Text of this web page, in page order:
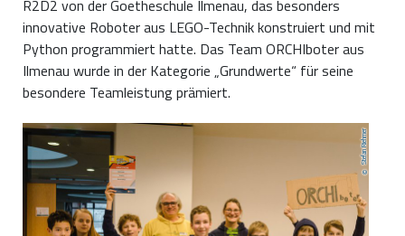
R2D2 von der Goetheschule Ilmenau, das besonders
innovative Roboter aus LEGO-Technik konstruiert und mit
Python programmiert hatte. Das Team ORCHIboter aus
Ilmenau wurde in der Kategorie „Grundwerte“ für seine
besondere Teamleistung prämiert.
Stefan Riehmer